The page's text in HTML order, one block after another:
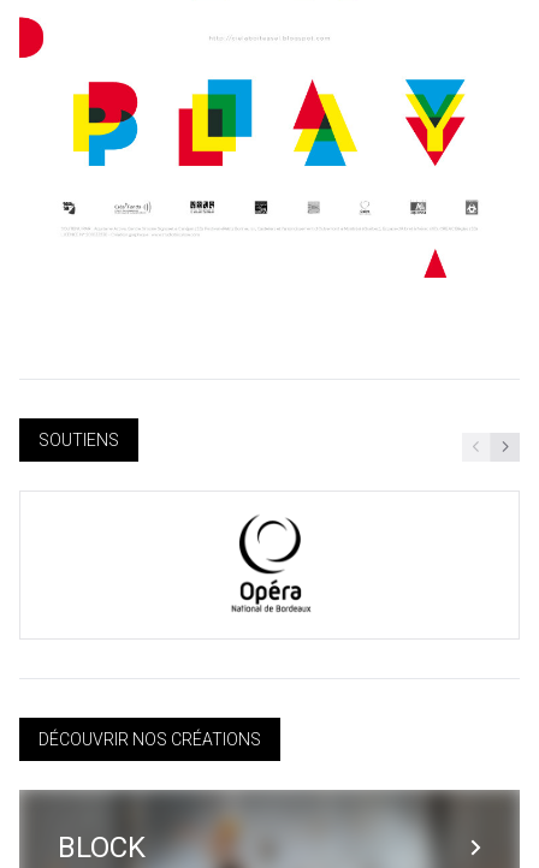
SOUTIENS
DÉCOUVRIR NOS CRÉATIONS
BLOCK